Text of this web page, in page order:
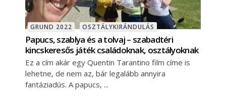
GRUND 2022 OSZTÁLYKIRÁNDULÁS
Papucs, szablya és a tolvaj – szabadtéri
kincskeresős játék családoknak, osztályoknak
Ez a cím akár egy Quentin Tarantino film címe is
lehetne, de nem az, bár legalább annyira
fantáziadús. A papucs,